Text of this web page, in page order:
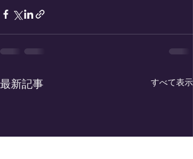
最新記事 すべて表示